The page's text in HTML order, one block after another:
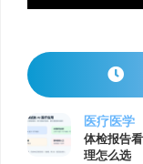
医疗医学
体检报告
理怎么选